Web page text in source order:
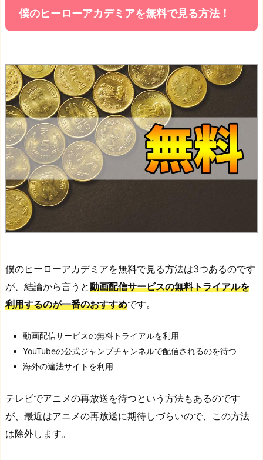
僕のヒーローアカデミアを無料で見る方法！
僕のヒーローアカデミアを無料で見る方法は3つあるのです
が、結論から言うと動画配信サービスの無料トライアルを
利用するのが一番のおすすめです。
動画配信サービスの無料トライアルを利用
YouTubeの公式ジャンプチャンネルで配信されるのを待つ
海外の違法サイトを利用
テレビでアニメの再放送を待つという方法もあるのです
が、最近はアニメの再放送に期待しづらいので、この方法
は除外します。